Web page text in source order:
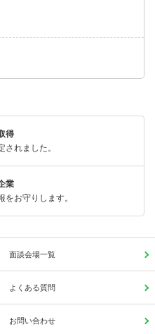
得
れました。
業
をお守りします。
面談会場一覧
よくある質問
お問い合わせ